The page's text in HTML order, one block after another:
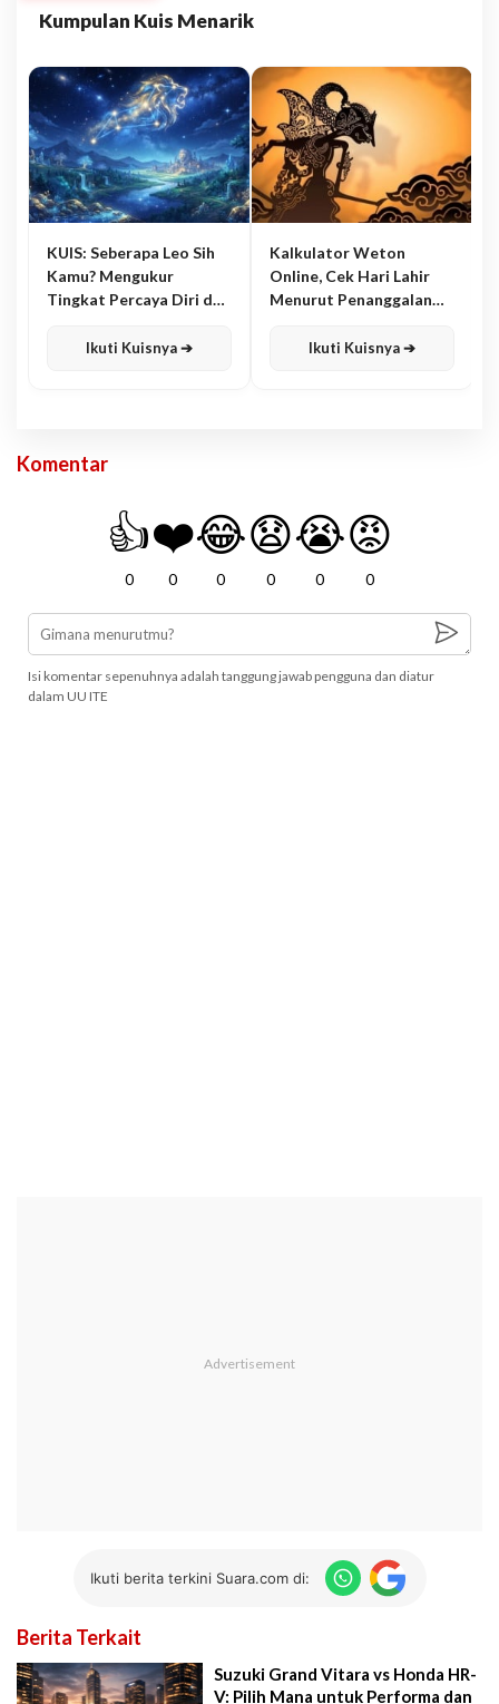
Kumpulan Kuis Menarik
KUIS: Seberapa Leo Sih
Kamu? Mengukur
Tingkat Percaya Diri dan
Ikuti Kuisnya ➔
Kalkulator Weton
Online, Cek Hari Lahir
Menurut Penanggalan
Ikuti Kuisnya ➔
Komentar
👍
0
❤️
0
😂
0
😧
0
😭
0
😡
0
Isi komentar sepenuhnya adalah tanggung jawab pengguna dan diatur
dalam UU ITE
Ikuti berita terkini Suara.com di:
Berita Terkait
Suzuki Grand Vitara vs Honda HR-
V: Pilih Mana untuk Performa dan